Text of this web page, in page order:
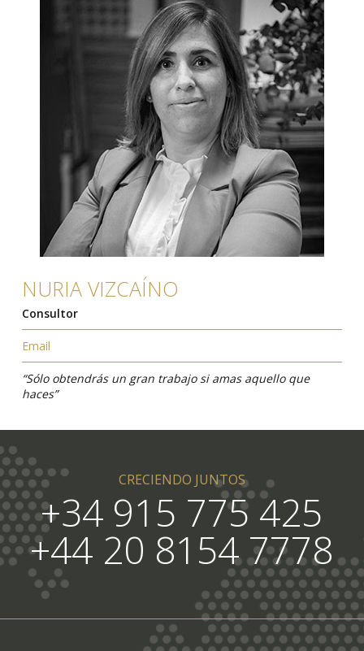
NURIA VIZCAÍNO
Consultor
Email
“Sólo obtendrás un gran trabajo si amas aquello que
haces”
CRECIENDO JUNTOS
+34 915 775 425
+44 20 8154 7778